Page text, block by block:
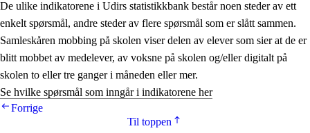
De ulike indikatorene i Udirs statistikkbank består noen steder av ett
enkelt spørsmål, andre steder av flere spørsmål som er slått sammen.
Samleskåren mobbing på skolen viser delen av elever som sier at de er
blitt mobbet av medelever, av voksne på skolen og/eller digitalt på
skolen to eller tre ganger i måneden eller mer.
Se hvilke spørsmål som inngår i indikatorene her
Forrige
Til toppen